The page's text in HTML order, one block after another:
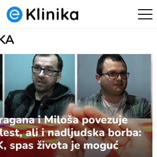
i Miloša povezuje
ali i nadljudska borba:
spas života je moguć